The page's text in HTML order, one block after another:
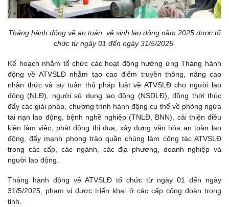
Tháng hành động về an toàn, vệ sinh lao động năm 2025 được tổ
chức từ ngày 01 đến ngày 31/5/2025.
Kế hoạch nhằm tổ chức các hoạt động hưởng ứng Tháng hành
động về ATVSLĐ nhằm tạo cao điểm truyền thông, nâng cao
nhận thức và sự tuân thủ pháp luật về ATVSLĐ cho người lao
động (NLĐ), người sử dụng lao động (NSDLĐ), đồng thời thúc
đẩy các giải pháp, chương trình hành động cụ thể về phòng ngừa
tai nạn lao động, bệnh nghề nghiệp (TNLĐ, BNN), cải thiện điều
kiện làm việc, phát động thi đua, xây dựng văn hóa an toàn lao
động, đẩy mạnh phong trào quần chúng làm công tác ATVSLĐ
trong các cấp, các ngành, các địa phương, doanh nghiệp và
người lao động.
Tháng hành động về ATVSLĐ tổ chức từ ngày 01 đến ngày
31/5/2025, phạm vi được triển khai ở các cấp công đoàn trong
tỉnh.